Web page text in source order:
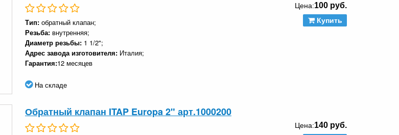
Тип: обратный клапан;
Резьба: внутренняя;
Диаметр резьбы: 1 1/2";
Адрес завода изготовителя: Италия;
Гарантия:12 месяцев
На складе
Цена:100 руб.
Купить
Обратный клапан ITAP Europa 2" арт.1000200
Цена:140 руб.